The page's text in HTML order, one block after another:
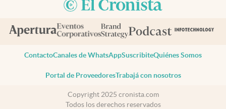
ContactoCanales de WhatsAppSuscribiteQuiénes Somos
Portal de ProveedoresTrabajá con nosotros
Copyright 2025 cronista.com
Todos los derechos reservados